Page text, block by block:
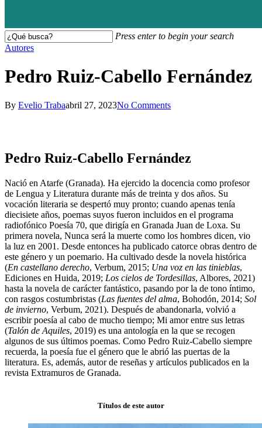
Press enter to begin your search
Close
Autores
Pedro Ruiz-Cabello Fernández
By Evelio Trabaabril 27, 2023No Comments
Pedro Ruiz-Cabello Fernández
Nació en Atarfe (Granada). Ha ejercido la docencia como profesor
de Lengua y Literatura durante más de treinta y dos años. Su
vocación literaria se despertó muy pronto; cuando apenas tenía
diecisiete años, poemas suyos fueron incluidos en el programa
radiofónico Poesía 70, que dirigía en Granada Juan de Loxa. Su
primera novela, Nunca será la muerte como los hombres dicen, vio
la luz en 2001. Desde entonces ha publicado catorce obras dentro de
este género y un poemario. Ha cultivado desde la novela histórica
(En castellano derecho, Verbum, 2015; Una voz en las tinieblas,
Ediciones en Huida, 2019; Los cielos de Tordesillas, Albores, 2021)
hasta la novela de carácter fantástico, pasando por la de tono íntimo,
con rasgos costumbristas (Las fuentes del alma, Bohodón, 2014; Sol
de invierno, Verbum, 2021). Después de abandonarla, volvió a
escribir poesía al cabo de mucho tiempo; Mi amor entre sus letras
(Talón de Aquiles, 2019) es una antología en la que se recogen
algunos de sus últimos poemas. Como Pedro Ruiz-Cabello siempre
recuerda, la poesía fue el género que le abrió las puertas de la
literatura. Es, además, autor de reseñas y artículos publicados en la
revista Extramuros de Granada.
Títulos de este autor